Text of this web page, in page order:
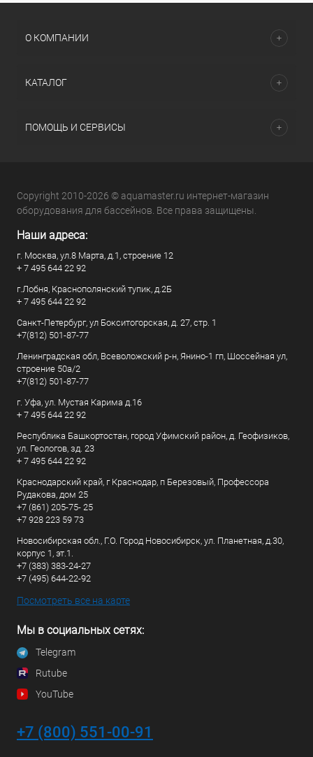
О КОМПАНИИ
КАТАЛОГ
ПОМОЩЬ И СЕРВИСЫ
Copyright 2010-2026 © aquamaster.ru интернет-магазин
оборудования для бассейнов. Все права защищены.
Наши адреса:
г. Москва, ул.8 Марта, д.1, строение 12
+ 7 495 644 22 92
г.Лобня, Краснополянский тупик, д.2Б
+ 7 495 644 22 92
Санкт-Петербург, ул Бокситогорская, д. 27, стр. 1
+7(812) 501-87-77
Ленинградская обл, Всеволожский р-н, Янино-1 гп, Шоссейная ул,
строение 50а/2
+7(812) 501-87-77
г. Уфа, ул. Мустая Карима д.16
+ 7 495 644 22 92
Республика Башкортостан, город Уфимский район, д. Геофизиков,
ул. Геологов, зд. 23
+ 7 495 644 22 92
Краснодарский край, г Краснодар, п Березовый, Профессора
Рудакова, дом 25
+7 (861) 205-75- 25
+7 928 223 59 73
Новосибирская обл., Г.О. Город Новосибирск, ул. Планетная, д.30,
корпус 1, эт.1.
+7 (383) 383-24-27
+7 (495) 644-22-92
Посмотреть все на карте
Мы в социальных сетях:
Telegram
Rutube
YouTube
+7 (800) 551-00-91